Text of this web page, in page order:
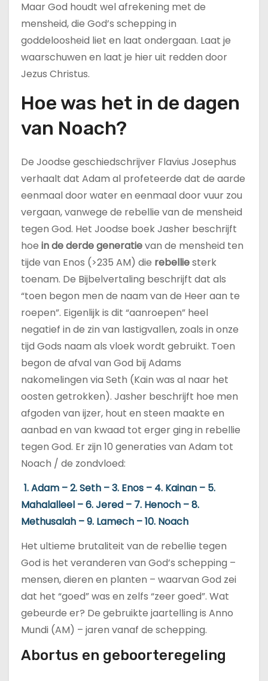
Maar God houdt wel afrekening met de
mensheid, die God’s schepping in
goddeloosheid liet en laat ondergaan. Laat je
waarschuwen en laat je hier uit redden door
Jezus Christus.
Hoe was het in de dagen
van Noach?
De Joodse geschiedschrijver Flavius Josephus
verhaalt dat Adam al profeteerde dat de aarde
eenmaal door water en eenmaal door vuur zou
vergaan, vanwege de rebellie van de mensheid
tegen God. Het Joodse boek Jasher beschrijft
hoe in de derde generatievan de mensheid ten
tijde van Enos (>235 AM) die rebelliesterk
toenam. De Bijbelvertaling beschrijft dat als
“toen begon men de naam van de Heer aan te
roepen”. Eigenlijk is dit “aanroepen” heel
negatief in de zin van lastigvallen, zoals in onze
tijd Gods naam als vloek wordt gebruikt. Toen
begon de afval van God bij Adams
nakomelingen via Seth (Kain was al naar het
oosten getrokken). Jasher beschrijft hoe men
afgoden van ijzer, hout en steen maakte en
aanbad en van kwaad tot erger ging in rebellie
tegen God. Er zijn 10 generaties van Adam tot
Noach / de zondvloed:
1. Adam – 2. Seth – 3. Enos – 4. Kainan – 5.
Mahalalleel – 6. Jered – 7. Henoch – 8.
Methusalah – 9. Lamech – 10. Noach
Het ultieme brutaliteit van de rebellie tegen
God is het veranderen van God’s schepping –
mensen, dieren en planten – waarvan God zei
dat het “goed” was en zelfs “zeer goed”. Wat
gebeurde er? De gebruikte jaartelling is Anno
Mundi (AM) – jaren vanaf de schepping.
Abortus en geboorteregeling